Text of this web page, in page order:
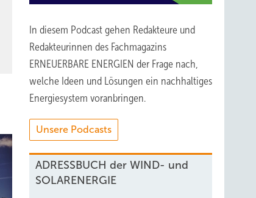
In diesem Podcast gehen Redakteure und
Redakteurinnen des Fachmagazins
ERNEUERBARE ENERGIEN der Frage nach,
welche Ideen und Lösungen ein nachhaltiges
Energiesystem voranbringen.
Unsere Podcasts
ADRESSBUCH der WIND- und
SOLARENERGIE